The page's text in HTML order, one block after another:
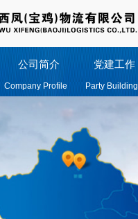
Company Profile
公司简介 党建工作
Party Building